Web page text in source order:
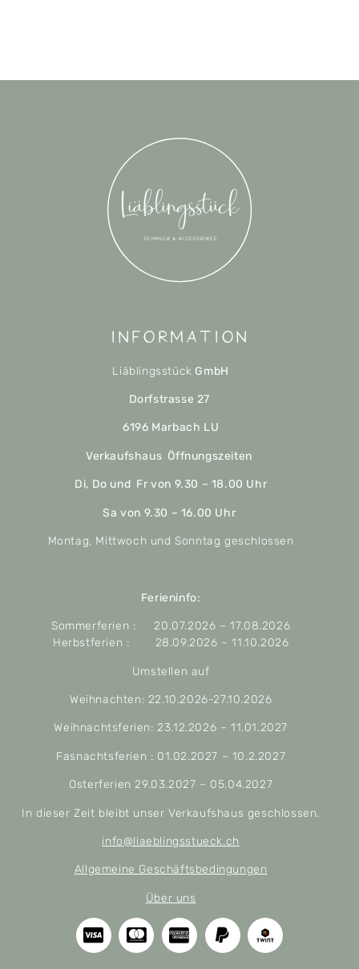
Information
Liäblingsstück GmbH
Dorfstrasse 27
6196 Marbach LU
Verkaufshaus Öffnungszeiten
Di, Do und Fr von 9.30 – 18.00 Uhr
Sa von 9.30 – 16.00 Uhr
Montag, Mittwoch und Sonntag geschlossen
Ferieninfo:
Sommerferien : 20.07.2026 – 17.08.2026
Herbstferien : 28.09.2026 – 11.10.2026
Umstellen auf
Weihnachten: 22.10.2026-27.10.2026
Weihnachtsferien: 23.12.2026 – 11.01.2027
Fasnachtsferien : 01.02.2027 – 10.2.2027
Osterferien 29.03.2027 – 05.04.2027
In dieser Zeit bleibt unser Verkaufshaus geschlossen.
info@liaeblingsstueck.ch
Allgemeine Geschäftsbedingungen
Über uns